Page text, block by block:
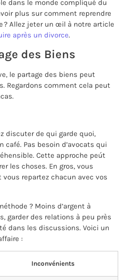
dans le monde compliqué du
plus sur comment reprendre
? Allez jeter un œil à notre article
après un divorce.
des Biens
le partage des biens peut
Regardons comment cela peut
discuter de qui garde quoi,
Pas besoin d’avocats qui
Cette approche peút
les choses. En gros, vous
repartez chacun avec vos
? Moins d’argent à
garder des relations à peu près
dans les discussions. Voici un
:
Inconvénients